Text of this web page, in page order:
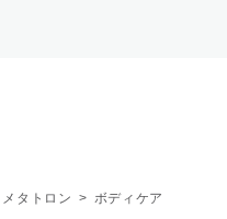
メタトロン > ボディケア